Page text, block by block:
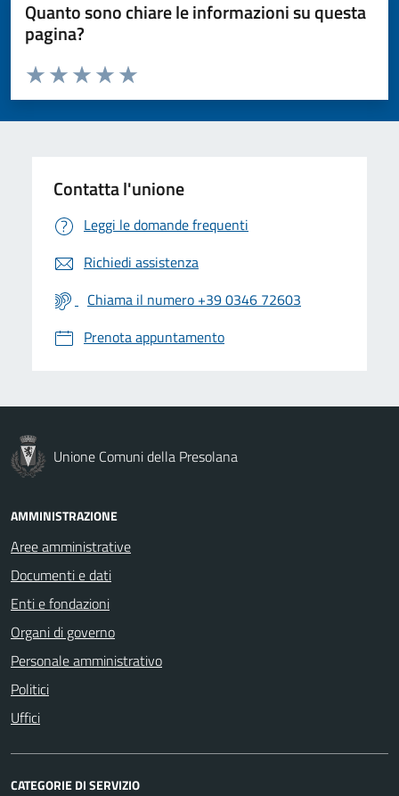
Quanto sono chiare le informazioni su questa
pagina?
Valuta da 1 a 5 stelle la pagina
Valuta 5 stelle su 5
Valuta 4 stelle su 5
Valuta 3 stelle su 5
Valuta 2 stelle su 5
Valuta 1 stelle su 5
Contatta l'unione
Leggi le domande frequenti
Richiedi assistenza
Chiama il numero +39 0346 72603
Prenota appuntamento
Unione Comuni della Presolana
AMMINISTRAZIONE
Aree amministrative
Documenti e dati
Enti e fondazioni
Organi di governo
Personale amministrativo
Politici
Uffici
CATEGORIE DI SERVIZIO